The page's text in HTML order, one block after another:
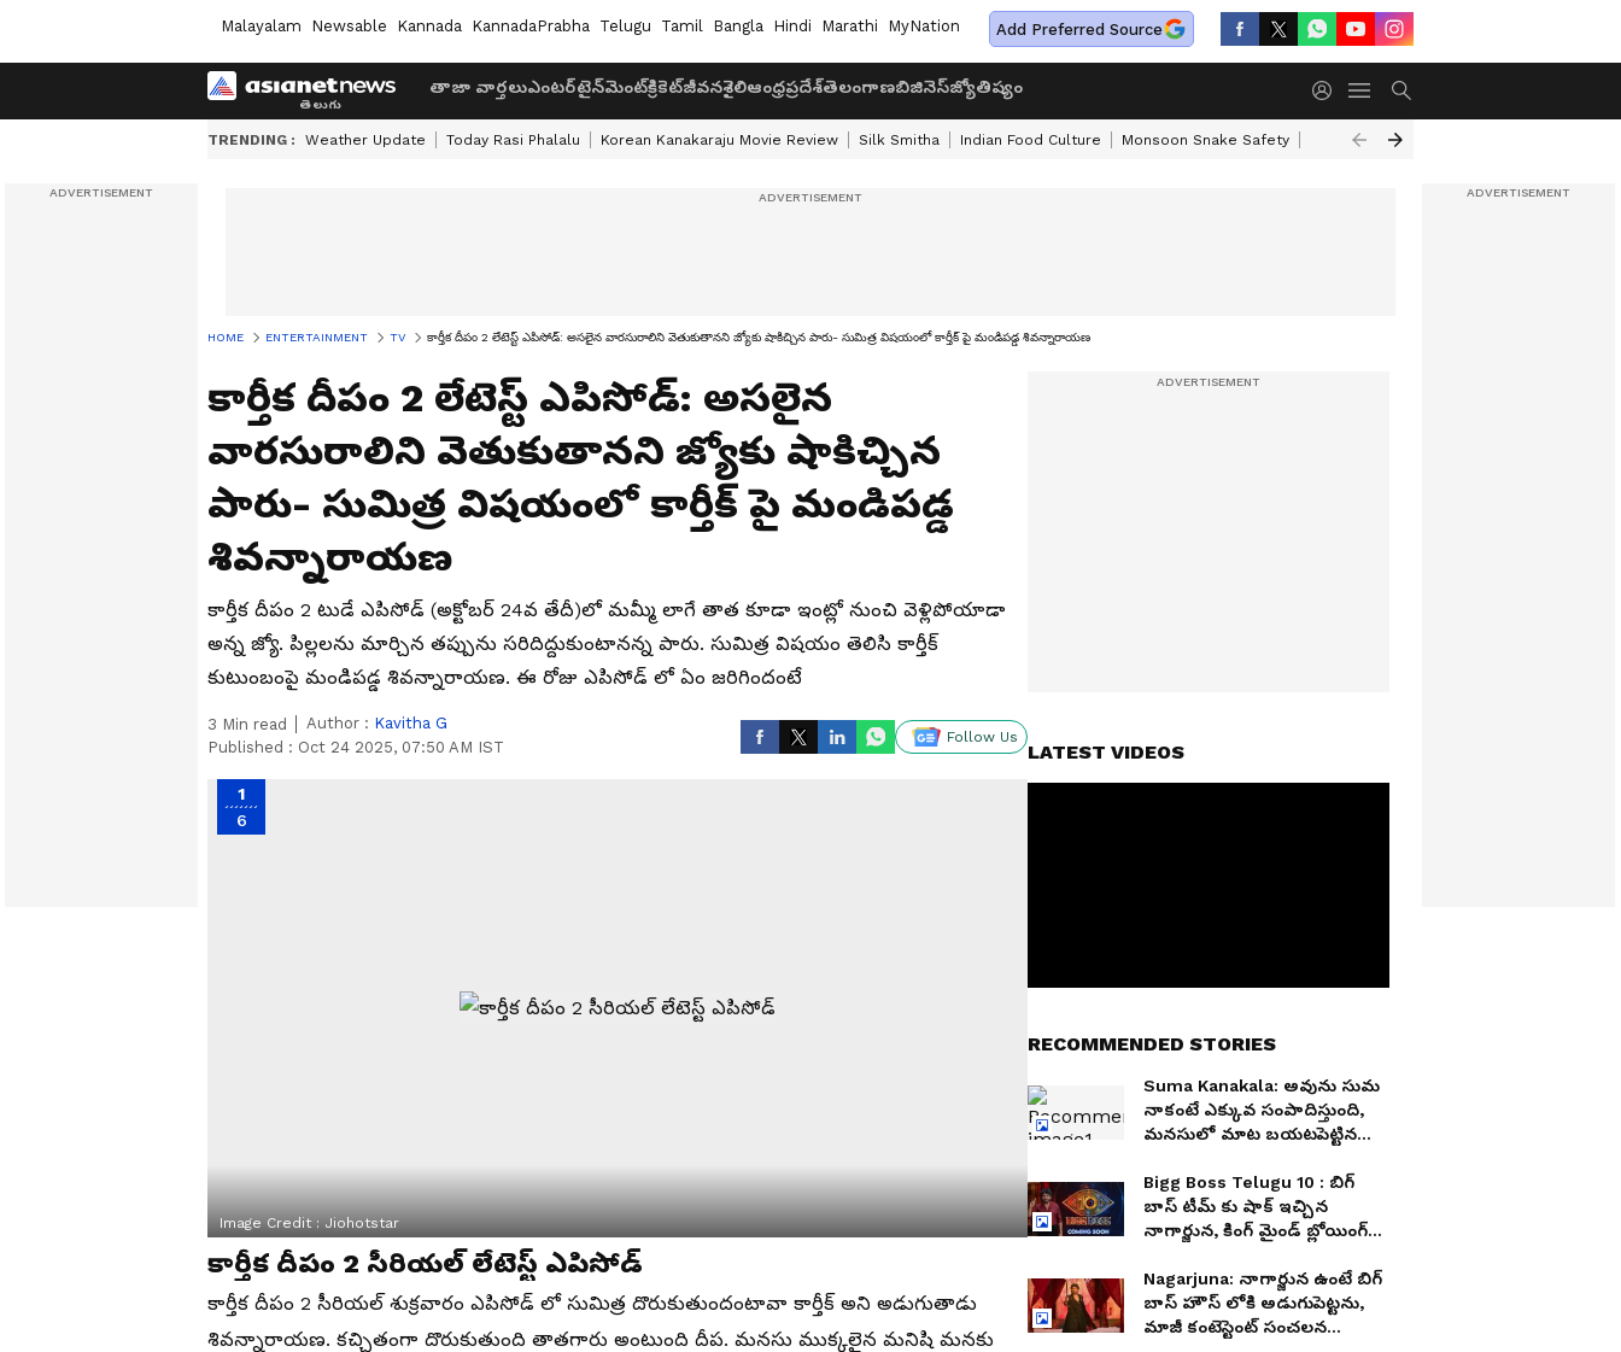
Malayalam Newsable Kannada KannadaPrabha Telugu Tamil Bangla Hindi Marathi MyNation Add Preferred Source
తాజా వార్తలుఎంటర్‌టైన్‌మెంట్క్రికెట్జీవనశైలిఆంధ్రప్రదేశ్తెలంగాణబిజినెస్జ్యోతిష్యం
TRENDING : Weather Update Today Rasi Phalalu Korean Kanakaraju Movie Review Silk Smitha Indian Food Culture Monsoon Snake Safety Akkineni Nageswara Rao
HOME ENTERTAINMENT TV కార్తీక దీపం 2 లేటెస్ట్ ఎపిసోడ్: అసలైన వారసురాలిని వెతుకుతానని జ్యోకు షాకిచ్చిన పారు- సుమిత్ర విషయంలో కార్తీక్ పై మండిపడ్డ శివన్నారాయణ
కార్తీక దీపం 2 లేటెస్ట్ ఎపిసోడ్: అసలైన
వారసురాలిని వెతుకుతానని జ్యోకు షాకిచ్చిన
పారు- సుమిత్ర విషయంలో కార్తీక్ పై మండిపడ్డ
శివన్నారాయణ
కార్తీక దీపం 2 టుడే ఎపిసోడ్ (అక్టోబర్ 24వ తేదీ)లో మమ్మీ లాగే తాత కూడా ఇంట్లో నుంచి వెళ్లిపోయాడా
అన్న జ్యో. పిల్లలను మార్చిన తప్పును సరిదిద్దుకుంటానన్న పారు. సుమిత్ర విషయం తెలిసి కార్తీక్
కుటుంబంపై మండిపడ్డ శివన్నారాయణ. ఈ రోజు ఎపిసోడ్ లో ఏం జరిగిందంటే
3 Min read Author : Kavitha G
Published : Oct 24 2025, 07:50 AM IST
Follow Us
1
6
Image Credit : Jiohotstar
కార్తీక దీపం 2 సీరియల్ లేటెస్ట్ ఎపిసోడ్
కార్తీక దీపం 2 సీరియల్ శుక్రవారం ఎపిసోడ్ లో సుమిత్ర దొరుకుతుందంటావా కార్తీక్ అని అడుగుతాడు
శివన్నారాయణ. కచ్చితంగా దొరుకుతుంది తాతగారు అంటుంది దీప. మనసు ముక్కలైన మనిషి మనకు
LATEST VIDEOS
RECOMMENDED STORIES
Suma Kanakala: అవును సుమ
నాకంటే ఎక్కువ సంపాదిస్తుంది,
మనసులో మాట బయటపెట్టిన
Bigg Boss Telugu 10 : బిగ్
బాస్ టీమ్ కు షాక్ ఇచ్చిన
నాగార్జున, కింగ్ మైండ్ బ్లోయింగ్
నిజమెంత?
Nagarjuna: నాగార్జున ఉంటే బిగ్
బాస్ హౌస్ లోకి అడుగుపెట్టను,
మాజీ కంటెస్టెంట్ సంచలన